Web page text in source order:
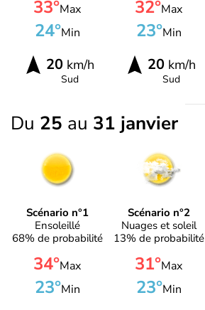
33°Max
24°Min
20km/h
Sud
32°Max
23°Min
20km/h
Sud
Du 25 au 31 janvier
Scénario n°1
Ensoleillé
68% de probabilité
34°Max
23°Min
Scénario n°2
Nuages et soleil
13% de probabilité
31°Max
23°Min